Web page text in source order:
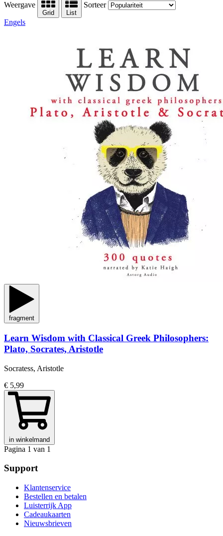
Weergave
Grid List
Sorteer
Engels
fragment
Learn Wisdom with Classical Greek Philosophers:
Plato, Socrates, Aristotle
Socratess, Aristotle
€ 5,99
in winkelmand
Pagina 1 van 1
Support
Klantenservice
Bestellen en betalen
Luisterrijk App
Cadeaukaarten
Nieuwsbrieven